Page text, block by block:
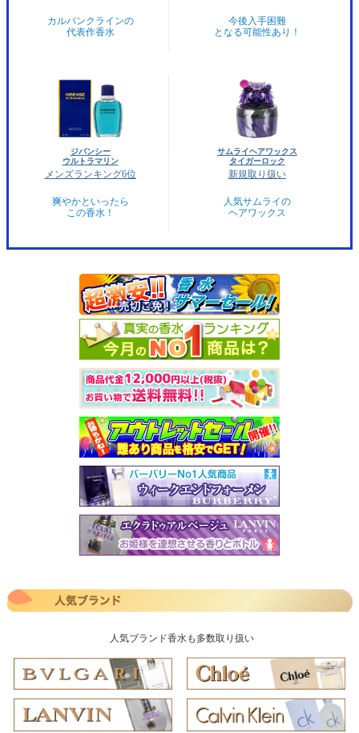
カルバンクラインの
代表作香水
今後入手困難
となる可能性あり！
ジバンシー
ウルトラマリン
メンズランキング6位
爽やかといったら
この香水！
サムライヘアワックス
タイガーロック
新規取り扱い
人気サムライの
ヘアワックス
人気ブランド香水も多数取り扱い